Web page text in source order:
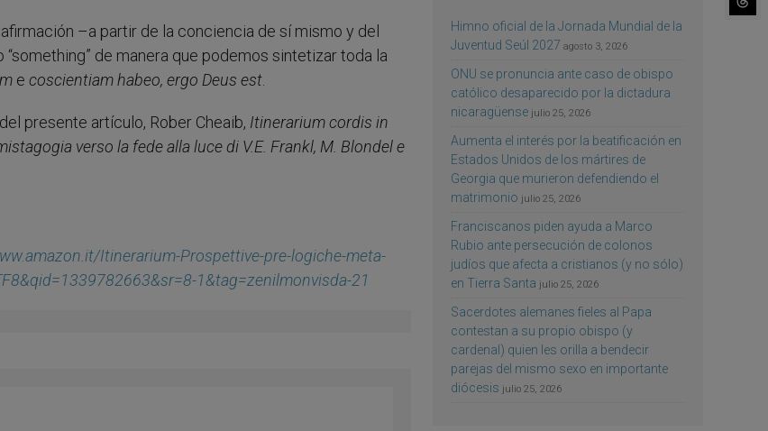
–a partir de la conciencia de sí mismo y del
de manera que podemos sintetizar toda la
e coscientiam habeo, ergo Deus est
presente artículo, Rober Cheaib, Itinerarium cordis in
verso la fede alla luce di V.E. Frankl, M. Blondel e
Itinerarium-Prospettive-pre-logiche-meta-
1&tag=zenilmonvisda-21
Himno oficial de la Jornada Mundial de la
Juventud Seúl 2027 agosto 3, 2026
ONU se pronuncia ante caso de obispo
católico desaparecido por la dictadura
nicaragüense julio 25, 2026
Aumenta el interés por la beatificación en
Estados Unidos de los mártires de
Georgia que murieron defendiendo el
matrimonio julio 25, 2026
Franciscanos piden ayuda a Marco
Rubio ante persecución de colonos
judíos que afecta a cristianos (y no sólo)
en Tierra Santa julio 25, 2026
Sacerdotes alemanes fieles al Papa
contestan a su propio obispo (y
cardenal) quien les orilla a bendecir
parejas del mismo sexo en importante
diócesis julio 25, 2026